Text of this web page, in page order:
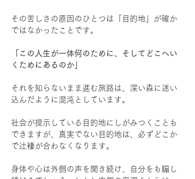
その苦しさの原因のひとつは「目的地」が確か
ではなかったことです。
「この人生が一体何のために、そしてどこへい
くためにあるのか」
それを知らないまま進む旅路は、深い森に迷い
込んだように混沌としています。
社会が提示している目的地にしがみつくことも
できますが、真実でない目的地は、必ずどこか
で辻褄が合わなくなります。
身体や心は外側の声を聞き続け、自分をも騙し